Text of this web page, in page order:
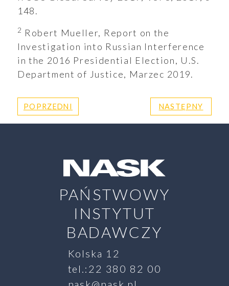
148.
2 Robert Mueller, Report on the
Investigation into Russian Interference
in the 2016 Presidential Election, U.S.
Department of Justice, Marzec 2019.
POPRZEDNI NASTĘPNY
PAŃSTWOWY
INSTYTUT
BADAWCZY
Kolska 12
tel.:22 380 82 00